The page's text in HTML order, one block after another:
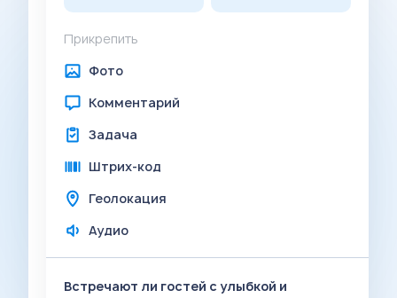
Прикрепить
Фото
Комментарий
Задача
Штрих-код
Геолокация
Аудио
Встречают ли гостей с улыбкой и